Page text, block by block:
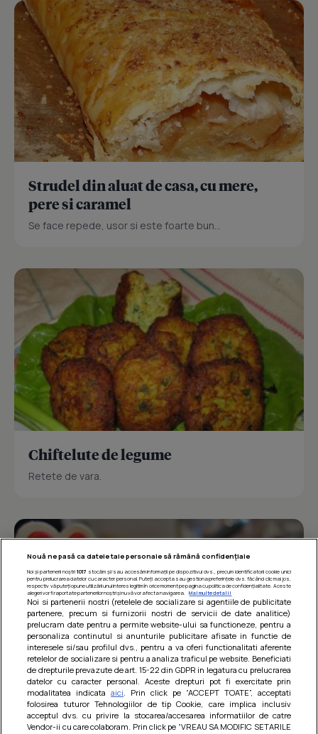
Strudel din aluat de casa, cu mere,
pere si caramel
Se face repede, usor si este foarte bun...
Chiftelute de legume
Retete de vara.
Barcute din vinete cu arpagic rosu
Un deliciu usor de preparat!
Nouă ne pasă ca datele tale personale să rămână confidențiale
Noi și partenerii noștri 1017 stocăm și/sau accesăm informații pe dispozitivul dvs., precum identificatorii cookie unici
pentru prelucrarea datelor cu caracter personal. Puteți accepta sau gestiona preferințele dvs. făcând clic mai jos,
respectiv vă puteți opune utilizării unui interes legitim în orice moment pe pagina cu politica de confidențialitate. Aceste
alegeri vor fi raportate partenerilor noștri și nu vă vor afecta navigarea.
Mai multe detalii
Noi si partenerii nostri (retelele de socializare si agentiile de publicitate
partenere, precum si furnizorii nostri de servicii de date analitice)
prelucram date pentru a permite website-ului sa functioneze, pentru a
personaliza continutul si anunturile publicitare afisate in functie de
interesele si/sau profilul dvs., pentru a va oferi functionalitati aferente
retelelor de socializare si pentru a analiza traficul pe website. Beneficiati
de drepturile prevazute de art. 15-22 din GDPR in legatura cu prelucrarea
datelor cu caracter personal. Aceste drepturi pot fi exercitate prin
modalitatea indicataaici . Prin click pe “ACCEPT TOATE”, acceptati
folosirea tuturor Tehnologiilor de tip Cookie, care implica inclusiv
acceptul dvs. cu privire la stocarea/accesarea informatiilor de catre
Vendor-ii cu care colaboram. Prin click pe “VREAU SA MODIFIC SETARILE